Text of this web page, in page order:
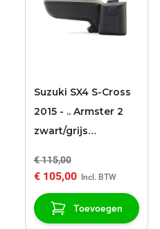
Suzuki SX4 S-Cross
2015 - .. Armster 2
zwart/grijs
€ 115,00
€ 105,00
Toevoegen